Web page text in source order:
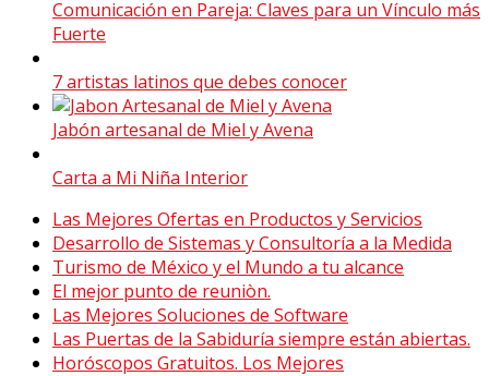
Comunicación en Pareja: Claves para un Vínculo más
Fuerte
7 artistas latinos que debes conocer
Jabón artesanal de Miel y Avena
Carta a Mi Niña Interior
Las Mejores Ofertas en Productos y Servicios
Desarrollo de Sistemas y Consultoría a la Medida
Turismo de México y el Mundo a tu alcance
El mejor punto de reuniòn.
Las Mejores Soluciones de Software
Las Puertas de la Sabiduría siempre están abiertas.
Horóscopos Gratuitos. Los Mejores